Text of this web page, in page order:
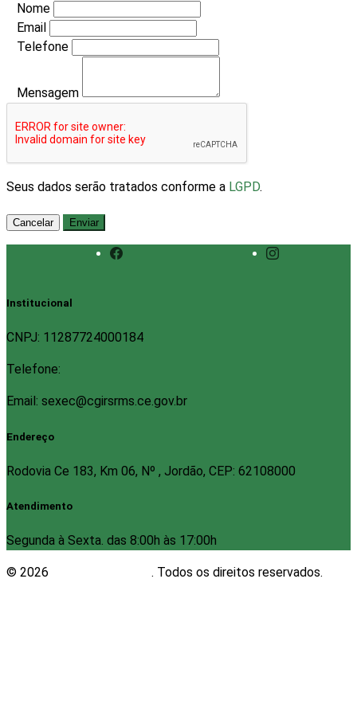
Nome
Email
Telefone
Mensagem
Seus dados serão tratados conforme a LGPD.
Cancelar Enviar
Institucional
CNPJ: 11287724000184
Telefone:
Email: sexec@cgirsrms.ce.gov.br
Endereço
Rodovia Ce 183, Km 06, Nº , Jordão, CEP: 62108000
Atendimento
Segunda à Sexta. das 8:00h às 17:00h
© 2026 . Todos os direitos reservados.